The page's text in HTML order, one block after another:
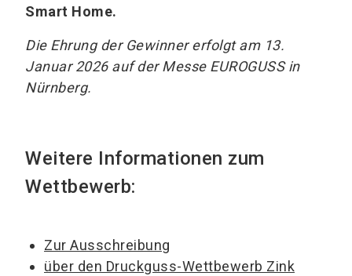
Smart Home.
Die Ehrung der Gewinner erfolgt am 13.
Januar 2026 auf der Messe EUROGUSS in
Nürnberg.
Weitere Informationen zum
Wettbewerb:
Zur Ausschreibung
über den Druckguss-Wettbewerb Zink